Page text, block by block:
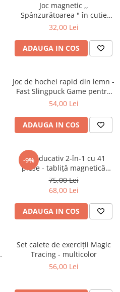
Joc magnetic ,,
Spânzurătoarea " în cutie
metalică pentru călătorii
32,00 Lei
ADAUGA IN COS
Joc de hochei rapid din lemn -
Fast Slingpuck Game pentru
copii si familie
54,00 Lei
ADAUGA IN COS
-9%
Set educativ 2-în-1 cu 41
piese - tabliță magnetică
dublă față cu litere și cifre
75,00 Lei
68,00 Lei
ADAUGA IN COS
Set caiete de exerciții Magic
Tracing - multicolor
56,00 Lei